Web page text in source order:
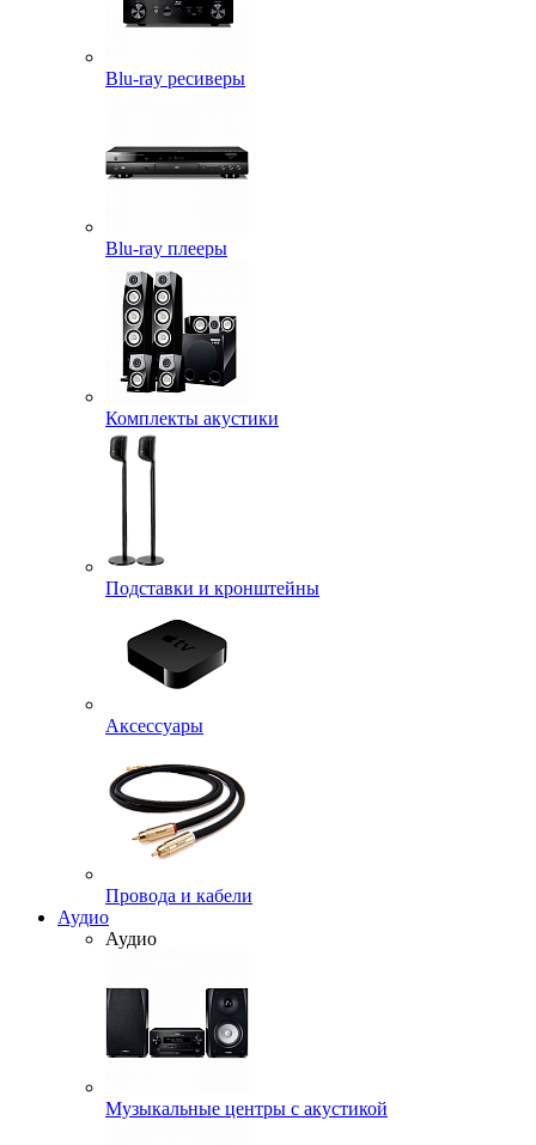
Blu-ray ресиверы
Blu-ray плееры
Комплекты акустики
Подставки и кронштейны
Аксессуары
Провода и кабели
Аудио
Аудио
Музыкальные центры с акустикой